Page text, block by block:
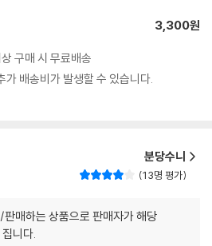
3,300원
구매 시 무료배송
배송비가 발생할 수 있습니다.
분당수니
13명 평가
매하는 상품으로 판매자가 해당
니다.